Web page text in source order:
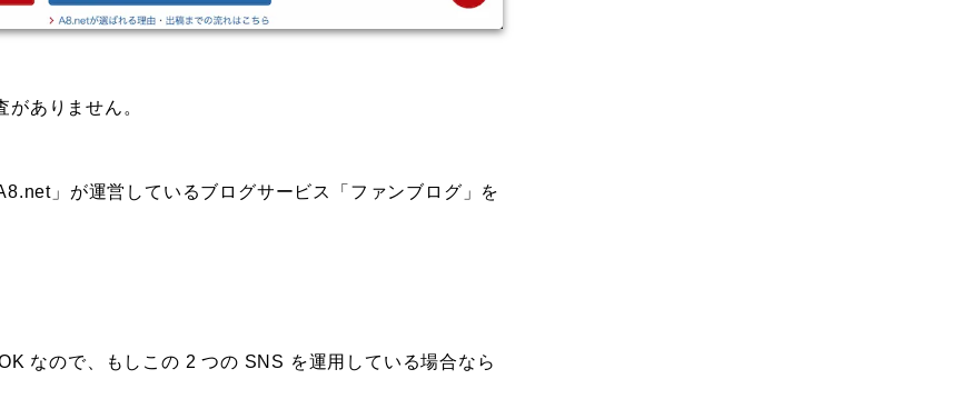
ありません。
」が運営しているブログサービス「ファンブログ」を
なので、もしこの 2 つの SNS を運用している場合なら